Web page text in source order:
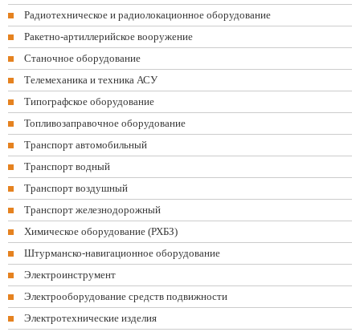
Радиотехническое и радиолокационное оборудование
Ракетно-артиллерийское вооружение
Станочное оборудование
Телемеханика и техника АСУ
Типографское оборудование
Топливозаправочное оборудование
Транспорт автомобильный
Транспорт водный
Транспорт воздушный
Транспорт железнодорожный
Химическое оборудование (РХБЗ)
Штурманско-навигационное оборудование
Электроинструмент
Электрооборудование средств подвижности
Электротехнические изделия